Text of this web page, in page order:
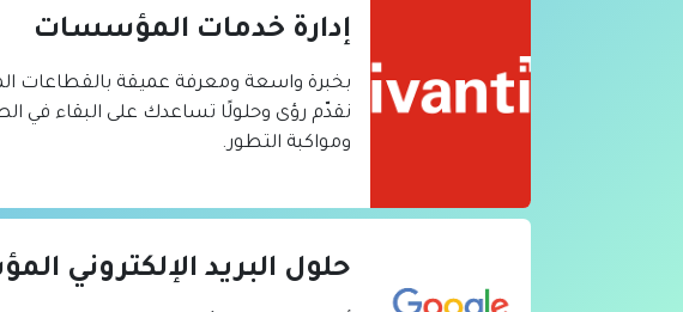
إدارة خدمات المؤسسات
بخبرة واسعة ومعرفة عميقة بالقطاعات
نقدّم رؤى وحلولًا تساعدك على البقاء في
ومواكبة التطور.
حلول البريد الإلكتروني